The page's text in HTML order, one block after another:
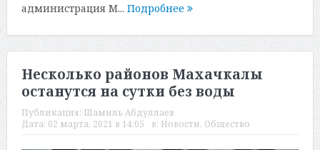
администрация М... Подробнее
Несколько районов Махачкалы
останутся на сутки без воды
Публикация: Шамиль Абдуллаев
Дата: 02 марта, 2021 в 14:05 в: Новости, Общество